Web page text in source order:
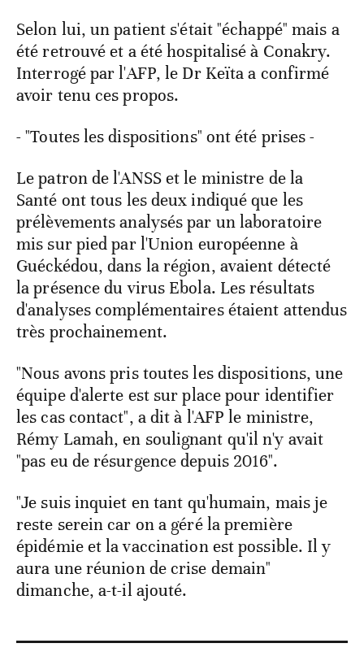
Selon lui, un patient s'était "échappé" mais a
été retrouvé et a été hospitalisé à Conakry.
Interrogé par l'AFP, le Dr Keïta a confirmé
avoir tenu ces propos.
- "Toutes les dispositions" ont été prises -
Le patron de l'ANSS et le ministre de la
Santé ont tous les deux indiqué que les
prélèvements analysés par un laboratoire
mis sur pied par l'Union européenne à
Guéckédou, dans la région, avaient détecté
la présence du virus Ebola. Les résultats
d'analyses complémentaires étaient attendus
très prochainement.
"Nous avons pris toutes les dispositions, une
équipe d'alerte est sur place pour identifier
les cas contact", a dit à l'AFP le ministre,
Rémy Lamah, en soulignant qu'il n'y avait
"pas eu de résurgence depuis 2016".
"Je suis inquiet en tant qu'humain, mais je
reste serein car on a géré la première
épidémie et la vaccination est possible. Il y
aura une réunion de crise demain"
dimanche, a-t-il ajouté.